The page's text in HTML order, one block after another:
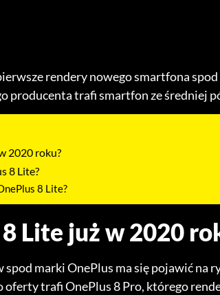
rendery nowego smartfona
producenta trafi smartfon ze średniej
2020 roku?
8 Lite?
8 Lite?
Lite już w 2020
marki OnePlus ma się pojawić na
oferty trafi OnePlus 8 Pro, którego